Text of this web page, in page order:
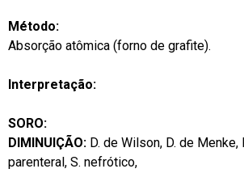
Método:
Absorção atômica (forno de grafite).
Interpretação:
SORO:
DIMINUIÇÃO: D. de Wilson, D. de
parenteral, S. nefrótico,